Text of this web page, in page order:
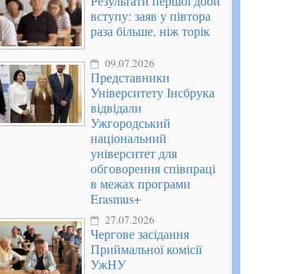
вступу: заяв у півтора
раза більше, ніж торік
09.07.2026
Представники
Університету Інсбрука
відвідали
Ужгородський
національний
університет для
обговорення співпраці
в межах програми
Erasmus+
27.07.2026
Чергове засідання
Приймальної комісії
УжНУ